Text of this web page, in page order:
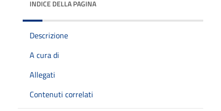
INDICE DELLA PAGINA
Descrizione
A cura di
Allegati
Contenuti correlati